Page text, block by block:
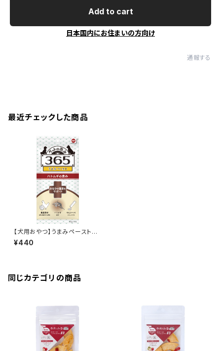
Add to cart
日本国内にお住まいの方向け
通報する
最近チェックした商品
【犬用おやつ】うまみペーストお
なかの健康をサポート 10gx4
本入り
¥440
同じカテゴリの商品